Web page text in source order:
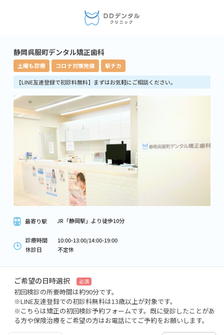
静岡呉服町デンタル矯正歯科
土曜も診療 コロナ対策完備 駅チカ
【LINE友達登録で初診料無料】まずはお気軽にご相談ください。
最寄り駅 JR「静岡駅」より徒歩10分
診療時間
10:00-13:00/14:00-19:00
休診日
不定休
ご希望の日時選択 必須
初回検診の所要時間は約90分です。
※LINE友達登録での初診料無料は13歳以上が対象です。
※こちらは矯正の初回検診予約フォームです。既に受診したことがあ
る方や保険治療をご希望の方はお電話にてご予約をお願いします。